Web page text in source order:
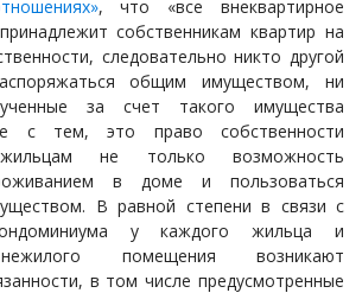
, что «все внеквартирное
собственникам квартир на
следовательно никто другой
общим имуществом, ни
за счет такого имущества
с тем, это право собственности
жильцам не только возможность
в доме и пользоваться
В равной степени в связи с
у каждого жильца и
помещения возникают
в том числе предусмотренные